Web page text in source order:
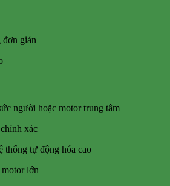
đơn giản
người hoặc motor trung tâm
xác
thống tự động hóa cao
lớn